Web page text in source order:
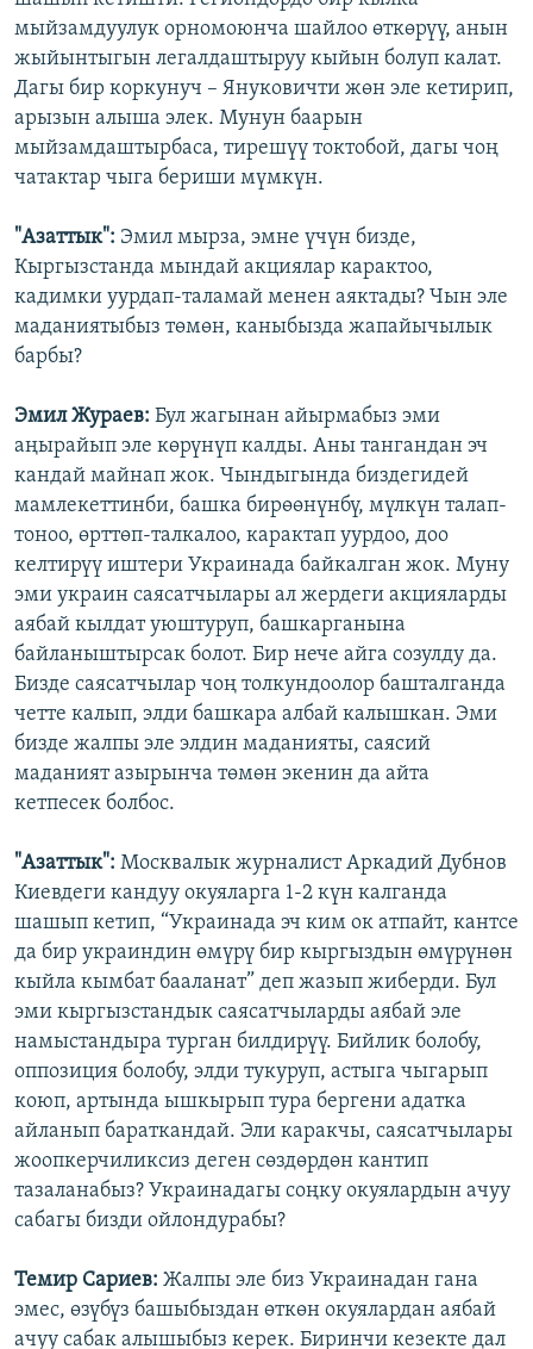
мыйзамдуулук орномоюнча шайлоо өткөрүү, анын
жыйынтыгын легалдаштыруу кыйын болуп калат.
Дагы бир коркунуч – Януковичти жөн эле кетирип,
арызын алыша элек. Мунун баарын
мыйзамдаштырбаса, тирешүү токтобой, дагы чоң
чатактар чыга бериши мүмкүн.
"Азаттык": Эмил мырза, эмне үчүн бизде,
Кыргызстанда мындай акциялар карактоо,
кадимки уурдап-таламай менен аяктады? Чын эле
маданиятыбыз төмөн, каныбызда жапайычылык
барбы?
Эмил Жураев: Бул жагынан айырмабыз эми
аңырайып эле көрүнүп калды. Аны тангандан эч
кандай майнап жок. Чындыгында биздегидей
мамлекеттинби, башка бирөөнүнбү, мүлкүн талап-
тоноо, өрттөп-талкалоо, карактап уурдоо, доо
келтирүү иштери Украинада байкалган жок. Муну
эми украин саясатчылары ал жердеги акцияларды
аябай кылдат уюштуруп, башкарганына
байланыштырсак болот. Бир нече айга созулду да.
Бизде саясатчылар чоң толкундоолор башталганда
четте калып, элди башкара албай калышкан. Эми
бизде жалпы эле элдин маданияты, саясий
маданият азырынча төмөн экенин да айта
кетпесек болбос.
"Азаттык": Москвалык журналист Аркадий Дубнов
Киевдеги кандуу окуяларга 1-2 күн калганда
шашып кетип, “Украинада эч ким ок атпайт, кантсе
да бир украиндин өмүрү бир кыргыздын өмүрүнөн
кыйла кымбат бааланат” деп жазып жиберди. Бул
эми кыргызстандык саясатчыларды аябай эле
намыстандыра турган билдирүү. Бийлик болобу,
оппозиция болобу, элди тукуруп, астыга чыгарып
коюп, артында ышкырып тура бергени адатка
айланып бараткандай. Эли каракчы, саясатчылары
жоопкерчиликсиз деген сөздөрдөн кантип
тазаланабыз? Украинадагы соңку окуялардын ачуу
сабагы бизди ойлондурабы?
Темир Сариев: Жалпы эле биз Украинадан гана
эмес, өзүбүз башыбыздан өткөн окуялардан аябай
ачуу сабак алышыбыз керек. Биринчи кезекте дал